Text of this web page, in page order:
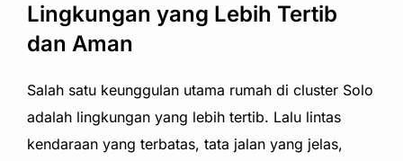
Lingkungan yang Lebih Tertib
dan Aman
Salah satu keunggulan utama rumah di cluster Solo
adalah lingkungan yang lebih tertib. Lalu lintas
kendaraan yang terbatas, tata jalan yang jelas,